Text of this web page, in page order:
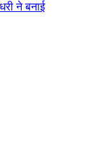
ने बनाई